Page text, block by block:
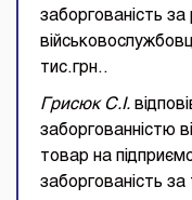
заборгованість
тис.грн..
Грисюк С.І.
заборгованністю
товар на
заборгованість за